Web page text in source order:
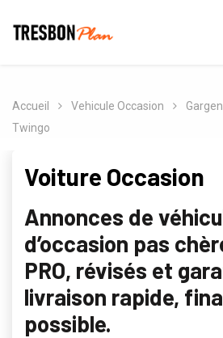
Accueil Vehicule Occasion
Twingo
Voiture Occasion
Annonces de
d’occasion pas
PRO, révisés et
livraison rapide,
possible.